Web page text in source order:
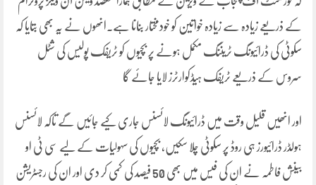
کے ذریعے زیادہ سے زیادہ خواتین کو خودمختار بنانا ہے۔انھوں نے یہ بھی بتایا کہ
سکوٹی کی ڈرائیونگ ٹریننگ مکمل ہونے پر بچیوں کو ٹریفک پولیس کی شٹل
سروس کے ذریعے ٹریفک ہیڈکوارٹرز لایا جائے گا
اور انھیں قلیل وقت میں ڈرائیونگ لائسنس جاری کیے جائیں گے تاکہ لائسنس
ہولڈر ڈرائیورز ہی روڈ پر سکوٹی چلا سکیں، بچیوں کی سہولیات کے لیے سی ٹی او
بینش فاطمہ نے ان کی فیس میں بھی 50 فیصد کی کمی کر دی اور ان کی رجسٹریشن